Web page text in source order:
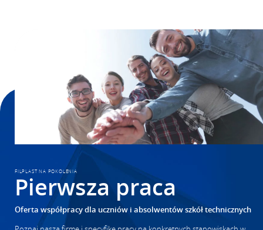
FILPLAST NA POKOLENIA
Pierwsza praca
Oferta współpracy dla uczniów i absolwentów szkół technicznych